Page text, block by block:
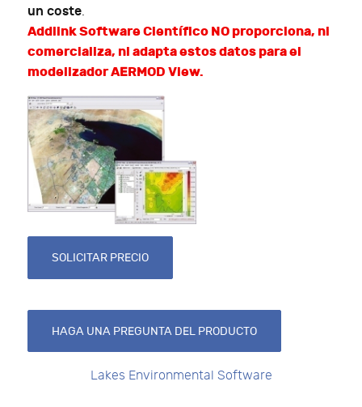
un coste.
Addlink Software Científico NO proporciona, ni
comercializa, ni adapta estos datos para el
modelizador AERMOD View.
SOLICITAR PRECIO
HAGA UNA PREGUNTA DEL PRODUCTO
Lakes Environmental Software